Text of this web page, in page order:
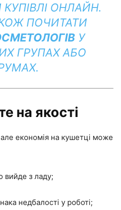
ОНЛАЙН.
ПОЧИТАТИ
У
ГРУПАХ АБО
на якості
економія на кушетці може
з ладу;
недбалості у роботі;